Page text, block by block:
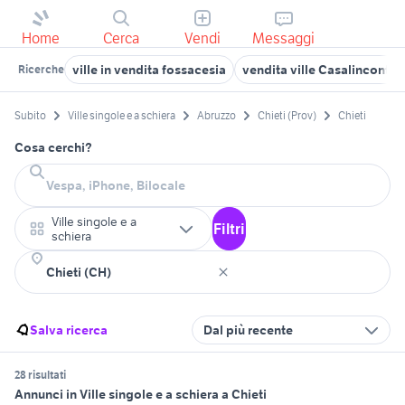
Home Cerca Vendi Messaggi
Ricerche ville in vendita fossacesia vendita ville
Subito Ville singole e a schiera Abruzzo Chieti (Prov) Chieti
Cosa cerchi?
Ville singole e a
schiera
Filtri
Salva ricerca Dal più recente
28 risultati
Annunci in Ville singole e a schiera a Chieti